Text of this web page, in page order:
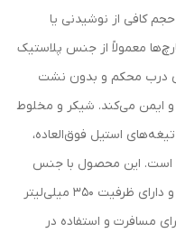
کافی از نوشیدنی یا
معمولاً از جنس پلاستیک
درب محکم و بدون نشت
و ایمن می‌کند. شیکر و مخلوط
استیل فوق‌العاده،
است. این محصول با جنس
اکرولیک و سیلیکون منعطف ساخته شده و دارای ظرفیت 350 میلی‌لیتر
مسافرت و استفاده در